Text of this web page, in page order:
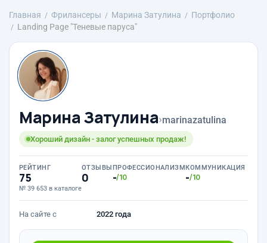
Главная Фрилансеры Марина Затулина
Портфолио
Landing Page "Теневые паруса"
Марина Затулина›marinazatulina
Хороший дизайн - залог успешных продаж!
РЕЙТИНГ
75
№ 39 653 в каталоге
ОТЗЫВЫ
0
ПРОФЕССИОНАЛИЗМ
-/10
КОММУНИКАЦИЯ
-/10
На сайте с 2022 года